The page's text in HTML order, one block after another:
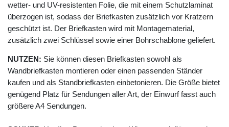
wetter- und UV-resistenten Folie, die mit einem Schutzlaminat
überzogen ist, sodass der Briefkasten zusätzlich vor Kratzern
geschützt ist. Der Briefkasten wird mit Montagematerial,
zusätzlich zwei Schlüssel sowie einer Bohrschablone geliefert.
NUTZEN: Sie können diesen Briefkasten sowohl als
Wandbriefkasten montieren oder einen passenden Ständer
kaufen und als Standbriefkasten einbetonieren. Die Größe bietet
genügend Platz für Sendungen aller Art, der Einwurf fasst auch
größere A4 Sendungen.